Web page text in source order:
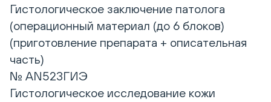
Гистологическое заключение патолога
(операционный материал (до 6 блоков)
(приготовление препарата + описательная
часть)
№ AN523ГИЭ
Гистологическое исследование кожи